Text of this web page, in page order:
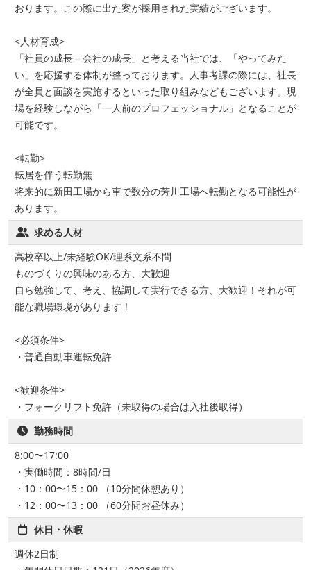
おります。この際に出た案が採用された実績がございます。
<人材育成>
「社員の成長＝会社の成長」と考える当社では、「やってみた
い」を応援する体制が整っております。人事考課の際には、社長
が全員と面談を実施するといった取り組みなどもございます。現
場を経験しながら「一人前のプロフェッショナル」となることが
可能です。
<転勤>
転居を伴う転勤無
将来的に新田工場から車で数分の芳川工場へ転勤となる可能性が
あります。
求める人材
高校卒以上/未経験OK/理系文系不問
ものづくりの興味のある方、大歓迎
自ら勉強して、考え、協調して実行できる方、大歓迎！それが可
能な職場環境があります！
<必須条件>
・普通自動車運転免許
<歓迎条件>
・フォークリフト免許（未取得の場合は入社後取得）
勤務時間
8:00〜17:00
・実働時間：8時間/日
・10：00〜15：00 （10分間休憩あり）
・12：00〜13：00 （60分間お昼休み）
休日・休暇
週休2日制